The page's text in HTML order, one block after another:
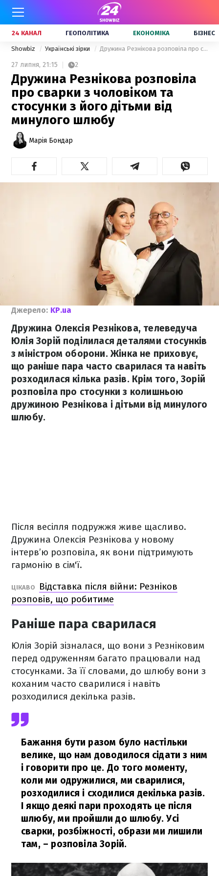
24 КАНАЛ ГЕОПОЛІТИКА ЕКОНОМІКА БІЗНЕС
Showbiz Українські зірки Дружина Резнікова розповіла про сварки з чоловіком та стосунки з його дітьми від минулого шлюбу
27 липня, 21:15 2
Дружина Резнікова розповіла
про сварки з чоловіком та
стосунки з його дітьми від
минулого шлюбу
Марія Бондар
Джерело: KP.ua
Дружина Олексія Резнікова, телеведуча
Юлія Зорій поділилася деталями стосунків
з міністром оборони. Жінка не приховує,
що раніше пара часто сварилася та навіть
розходилася кілька разів. Крім того, Зорій
розповіла про стосунки з колишньою
дружиною Резнікова і дітьми від минулого
шлюбу.
Після весілля подружжя живе щасливо.
Дружина Олексія Резнікова у новому
інтерв’ю розповіла, як вони підтримують
гармонію в сім'ї.
ЦІКАВО
Відставка після війни: Резніков
розповів, що робитиме
Раніше пара сварилася
Юлія Зорій зізналася, що вони з Резніковим
перед одруженням багато працювали над
стосунками. За її словами, до шлюбу вони з
коханим часто сварилися і навіть
розходилися декілька разів.
Бажання бути разом було настільки
велике, що нам доводилося сідати з ним
і говорити про це. До того моменту,
коли ми одружилися, ми сварилися,
розходилися і сходилися декілька разів.
І якщо деякі пари проходять це після
шлюбу, ми пройшли до шлюбу. Усі
сварки, розбіжності, образи ми лишили
там, – розповіла Зорій.